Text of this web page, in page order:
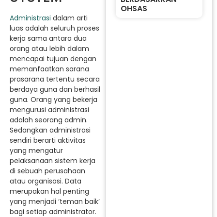
Administrasi dalam arti
luas adalah seluruh proses
kerja sama antara dua
orang atau lebih dalam
mencapai tujuan dengan
memanfaatkan sarana
prasarana tertentu secara
berdaya guna dan berhasil
guna. Orang yang bekerja
mengurusi administrasi
adalah seorang admin.
Sedangkan administrasi
sendiri berarti aktivitas
yang mengatur
pelaksanaan sistem kerja
di sebuah perusahaan
atau organisasi. Data
merupakan hal penting
yang menjadi ‘teman baik’
bagi setiap administrator.
OHSAS